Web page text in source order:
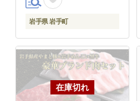
岩手県 岩手町